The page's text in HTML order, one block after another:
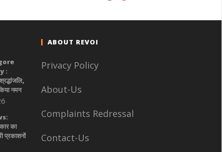
:
नमन
का
प्रकाशनों
ABOUT REVOI
Privacy Policy
About-Us
Complaints Redressal
Contact-Us